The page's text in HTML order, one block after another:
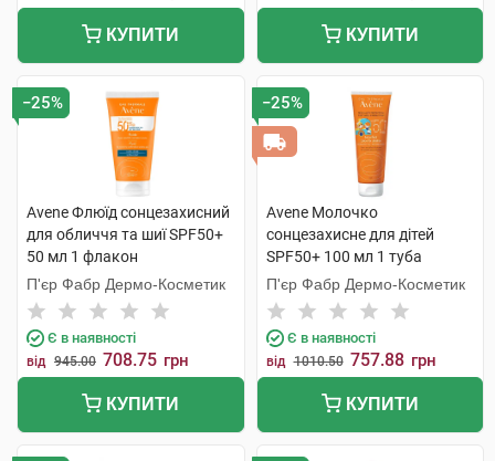
КУПИТИ КУПИТИ
−25%
Avene Флюїд сонцезахисний
для обличчя та шиї SPF50+
50 мл 1 флакон
П'єр Фабр Дермо-Косметик
Є в наявності
від 945.00 708.75 грн
КУПИТИ
−25%
Avene Молочко
сонцезахисне для дітей
SPF50+ 100 мл 1 туба
П'єр Фабр Дермо-Косметик
Є в наявності
від 1010.50 757.88 грн
КУПИТИ